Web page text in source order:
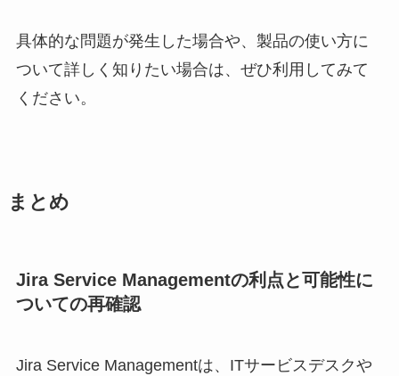
具体的な問題が発生した場合や、製品の使い方に
ついて詳しく知りたい場合は、ぜひ利用してみて
ください。
まとめ
Jira Service Managementの利点と可能性に
ついての再確認
Jira Service Managementは、ITサービスデスクや